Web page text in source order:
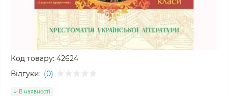
Код товару: 42624
Відгуки: (0)
В наявності